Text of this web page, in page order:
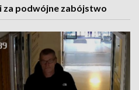
podwójne zabójstwo